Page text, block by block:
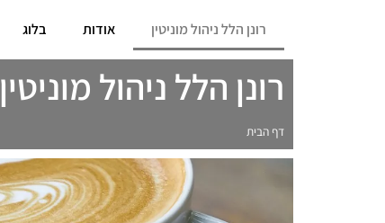
רונן הלל ניהול מוניטין אודות בלוג
רונן הלל ניהול מוניטין
דף הבית